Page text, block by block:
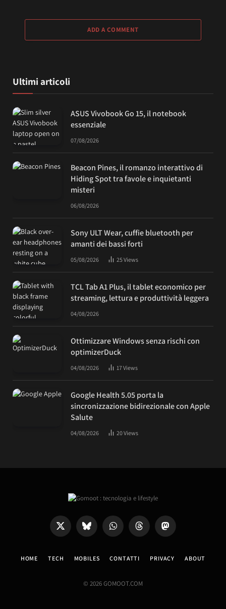
ADD A COMMENT
Ultimi articoli
ASUS Vivobook Go 15, il notebook
essenziale
07/08/2026
Beacon Pines, il romanzo interattivo di
Hiding Spot tra favole e inquietanti
misteri
06/08/2026
Sony ULT Wear, cuffie bluetooth per
amanti dei bassi forti
05/08/2026 25Views
TCL Tab A1 Plus, il tablet economico per
streaming, lettura e produttività leggera
04/08/2026
Ottimizzare Windows senza rischi con
optimizerDuck
04/08/2026 17Views
Google Health 5.05 porta la
sincronizzazione bidirezionale con Apple
Salute
04/08/2026 20Views
X
Bluesky WhatsAppThreads Mastodon
HOME TECH MOBILES CONTATTI PRIVACY ABOUT
© 2026 GOMOOT.COM